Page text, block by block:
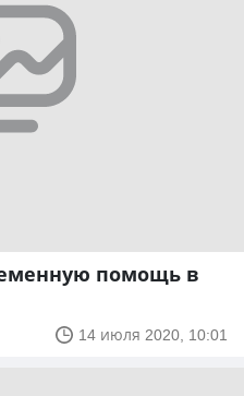
помощь в
14 июля 2020, 10:01